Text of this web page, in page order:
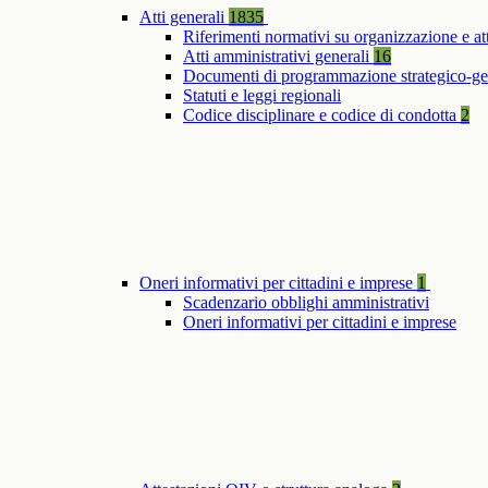
Atti generali 1835
Riferimenti normativi su organizzazione e
Atti amministrativi generali 16
Documenti di programmazione strategico-
Statuti e leggi regionali
Codice disciplinare e codice di condotta 2
Oneri informativi per cittadini e imprese 1
Scadenzario obblighi amministrativi
Oneri informativi per cittadini e imprese